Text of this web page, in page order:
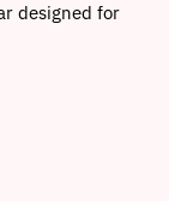
designed for